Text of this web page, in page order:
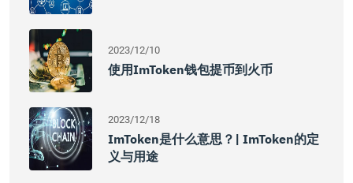
2023/12/10
使用imToken钱包提币到火币
2023/12/18
ImToken是什么意思？| ImToken的定
义与用途